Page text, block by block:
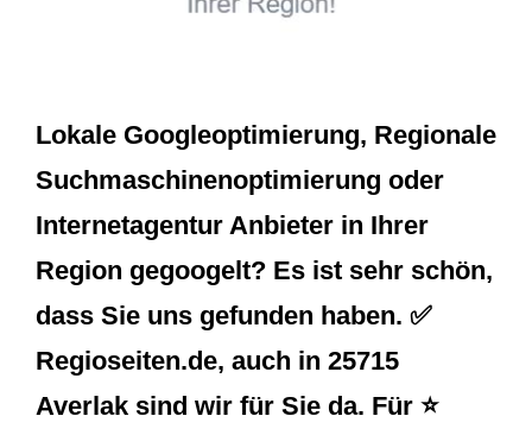
Lokale Googleoptimierung, Regionale
Suchmaschinenoptimierung oder
Internetagentur Anbieter in Ihrer
Region gegoogelt? Es ist sehr schön,
dass Sie uns gefunden haben. ✅
Regioseiten.de, auch in 25715
Averlak sind wir für Sie da. Für ⭐